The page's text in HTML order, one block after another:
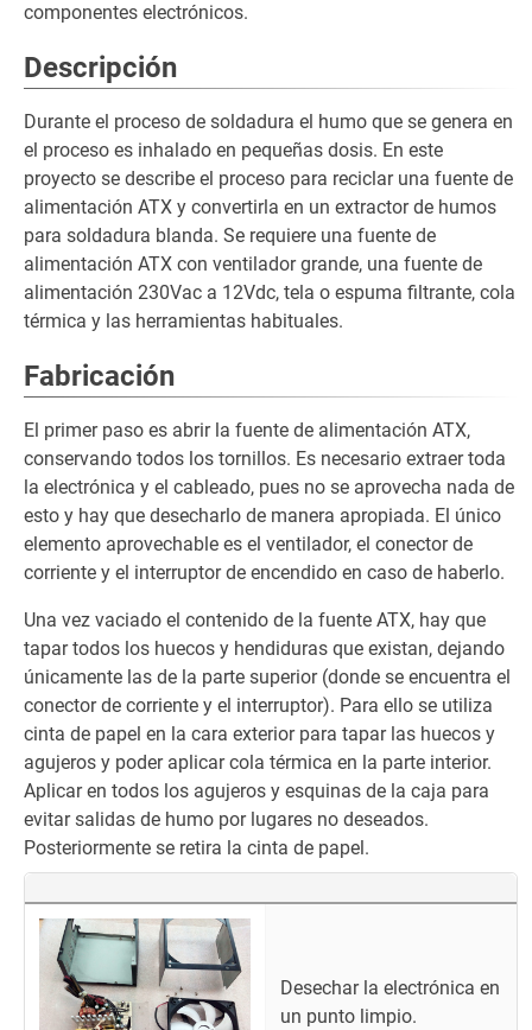
componentes electrónicos.
Descripción
Durante el proceso de soldadura el humo que se genera en
el proceso es inhalado en pequeñas dosis. En este
proyecto se describe el proceso para reciclar una fuente de
alimentación ATX y convertirla en un extractor de humos
para soldadura blanda. Se requiere una fuente de
alimentación ATX con ventilador grande, una fuente de
alimentación 230Vac a 12Vdc, tela o espuma filtrante, cola
térmica y las herramientas habituales.
Fabricación
El primer paso es abrir la fuente de alimentación ATX,
conservando todos los tornillos. Es necesario extraer toda
la electrónica y el cableado, pues no se aprovecha nada de
esto y hay que desecharlo de manera apropiada. El único
elemento aprovechable es el ventilador, el conector de
corriente y el interruptor de encendido en caso de haberlo.
Una vez vaciado el contenido de la fuente ATX, hay que
tapar todos los huecos y hendiduras que existan, dejando
únicamente las de la parte superior (donde se encuentra el
conector de corriente y el interruptor). Para ello se utiliza
cinta de papel en la cara exterior para tapar las huecos y
agujeros y poder aplicar cola térmica en la parte interior.
Aplicar en todos los agujeros y esquinas de la caja para
evitar salidas de humo por lugares no deseados.
Posteriormente se retira la cinta de papel.
Desechar la electrónica en
un punto limpio.